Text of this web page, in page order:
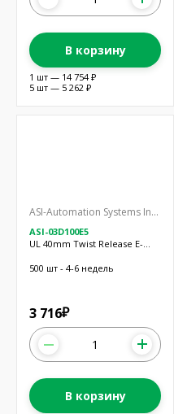
В корзину
1 шт — 14 754 ₽
5 шт — 5 262 ₽
ASI-Automation Systems Interconnect
ASI-03D100E5
UL 40mm Twist Release E-
500 шт - 4-6 недель
3 716₽
В корзину